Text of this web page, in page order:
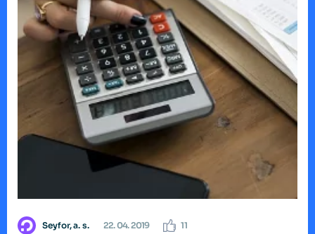
Seyfor, a. s. 22. 04. 2019 11